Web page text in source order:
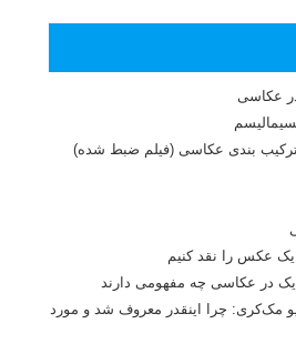
عکاسی
ترکیب بندی عکاسی (فیلم ضبط شده)
عکس را نقد کنیم
یک در عکاسی چه مفهومی دارند
مک‌کری: چرا اینقدر معروف شد و مورد